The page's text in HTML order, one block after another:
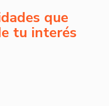
que
tu interés